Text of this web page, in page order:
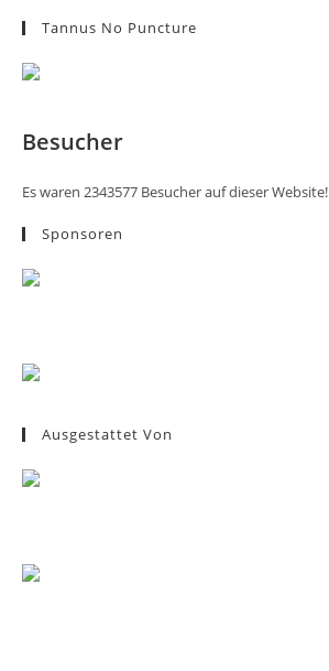
Tannus No Puncture
Besucher
Es waren 2343577 Besucher auf dieser Website!
Sponsoren
Ausgestattet Von